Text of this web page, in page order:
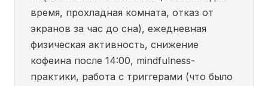
время, прохладная комната, отказ от
экранов за час до сна), ежедневная
физическая активность, снижение
кофеина после 14:00, mindfulness-
практики, работа с триггерами (что было